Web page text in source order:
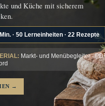
und Küche mit sicherem
· 50 Lerneinheiten · 22 Rezepte
Markt- und Menübegleiter ·
→